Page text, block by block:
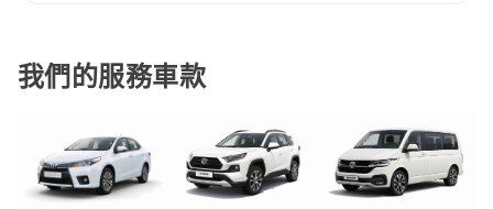
我們的服務車款